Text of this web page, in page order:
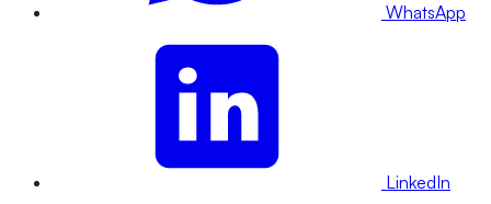
WhatsApp
LinkedIn